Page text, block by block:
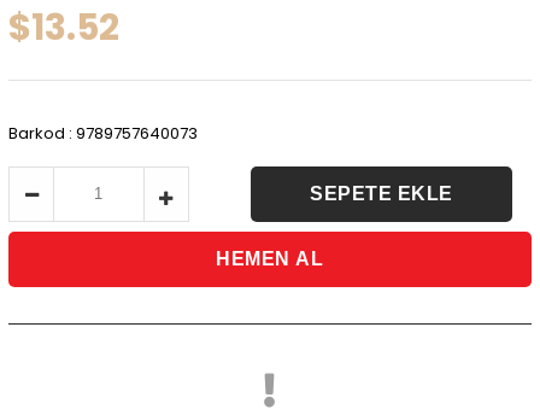
$13.52
Barkod : 9789757640073